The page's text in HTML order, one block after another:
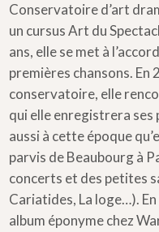
Conservatoire d’art
un cursus Art du
ans, elle se met à
premières chansons. En
conservatoire, elle
qui elle enregistrera ses
aussi à cette époque
parvis de Beaubourg à
concerts et des petites
Cariatides, La loge…).
album éponyme chez